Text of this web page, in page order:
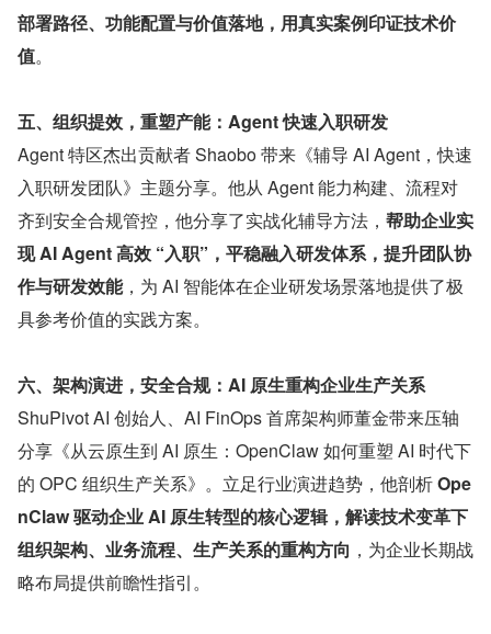
部署路径、功能配置与价值落地，用真实案例印证技术价
值。
五、组织提效，重塑产能：Agent 快速入职研发
Agent 特区杰出贡献者 Shaobo 带来《辅导 AI Agent，快速
入职研发团队》主题分享。他从 Agent 能力构建、流程对
齐到安全合规管控，他分享了实战化辅导方法， 帮助企业实
现 AI Agent 高效 “入职”，平稳融入研发体系，提升团队协
作与研发效能，为 AI 智能体在企业研发场景落地提供了极
具参考价值的实践方案。
六、架构演进，安全合规：AI 原生重构企业生产关系
ShuPivot AI 创始人、AI FinOps 首席架构师董金带来压轴
分享《从云原生到 AI 原生：OpenClaw 如何重塑 AI 时代下
的 OPC 组织生产关系》。立足行业演进趋势，他剖析 Ope
nClaw 驱动企业 AI 原生转型的核心逻辑，解读技术变革下
组织架构、业务流程、生产关系的重构方向 ，为企业长期战
略布局提供前瞻性指引。